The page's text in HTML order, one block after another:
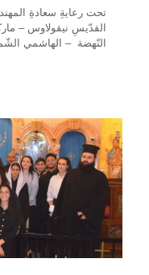
تحت رعايةِ سعادةِ
القدّيسِ نيقولاوس –
النّهضة – الهاشمي